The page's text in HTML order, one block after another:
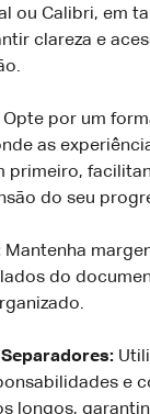
ou Calibri, em
clareza e
Opte por um
as
primeiro,
do seu
Mantenha
do
e
longos,